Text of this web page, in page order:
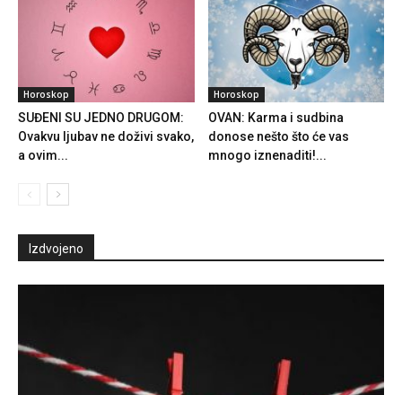
Horoskop
SUĐENI SU JEDNO DRUGOM:
Ovakvu ljubav ne doživi svako,
a ovim...
Horoskop
OVAN: Karma i sudbina
donose nešto što će vas
mnogo iznenaditi!...
Izdvojeno